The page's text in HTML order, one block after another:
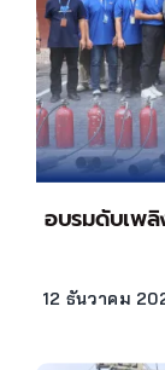
อบรมดับเพ
12 ธันวาคม